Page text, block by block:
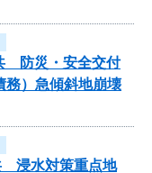
防災・安全交付
務）急傾斜地崩壊
浸水対策重点地